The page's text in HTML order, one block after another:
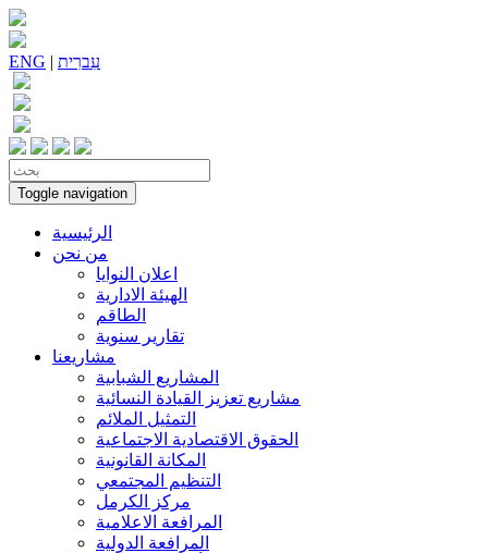
ENG | עִברִית
Toggle navigation
الرئيسية
من نحن
اعلان النوايا
الهيئة الادارية
الطاقم
تقارير سنوية
مشاريعنا
المشاريع الشبابية
مشاريع تعزيز القيادة النسائية
التمثيل الملائم
الحقوق الاقتصادية الاجتماعية
المكانة القانونية
التنظيم المجتمعي
مركز الكرمل
المرافعة الاعلامية
المرافعة الدولية